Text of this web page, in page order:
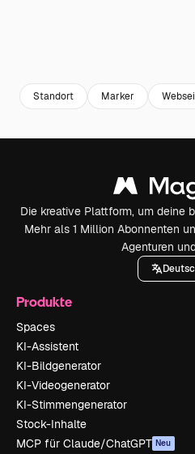
Standort Marker
Die kreative Plattform, um deine
Mehr als 1 Million Abonnenten
Agenturen
Produkte
Spaces
KI-Assistent
KI-Bildgenerator
KI-Videogenerator
KI-Stimmengenerator
Stock-Inhalte
MCP für Claude/ChatGPT Neu